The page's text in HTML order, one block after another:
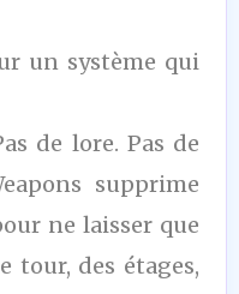
un système qui
de lore. Pas de
supprime
ne laisser que
tour, des étages,